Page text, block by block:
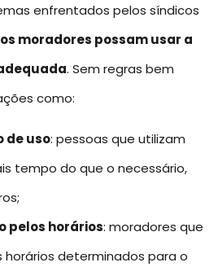
enfrentados pelos síndicos
moradores possam usar a
. Sem regras bem
como:
de uso: pessoas que utilizam
tempo do que o necessário,
pelos horários: moradores que
determinados para o